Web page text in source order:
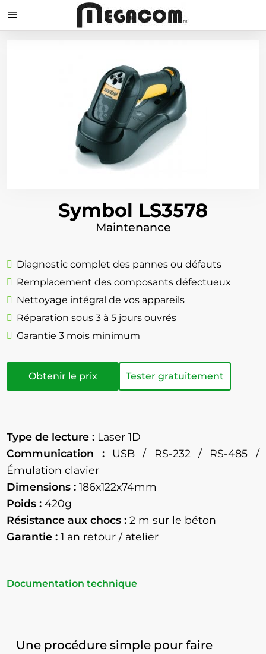

Symbol LS3578
Maintenance
Diagnostic complet des pannes ou défauts
Remplacement des composants défectueux
Nettoyage intégral de vos appareils
Réparation sous 3 à 5 jours ouvrés
Garantie 3 mois minimum
Obtenir le prix Tester gratuitement
Type de lecture : Laser 1D
Communication :USB / RS-232 / RS-485 /
Émulation clavier
Dimensions : 186x122x74mm
Poids : 420g
Résistance aux chocs : 2 m sur le béton
Garantie : 1 an retour / atelier
Documentation technique
Une procédure simple pour faire